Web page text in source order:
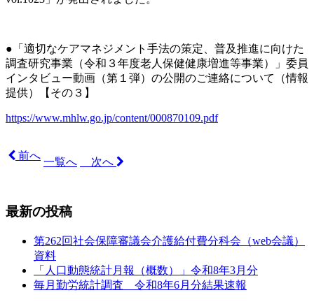
●「適切なケアマネジメント手法の策定、普及推進に向けた
調査研究事業（令和３年度老人保健健康増進等事業）」委員
インタビュー動画（第１弾）の公開のご連絡について（情報
提供）【その３】
https://www.mhlw.go.jp/content/000870109.pdf
前へ
一覧へ 次へ
最新の投稿
第262回社会保障審議会介護給付費分科会（web会議）
資料
「人口動態統計月報（概数）」令和8年3月分
毎月勤労統計調査 令和8年6月分結果速報